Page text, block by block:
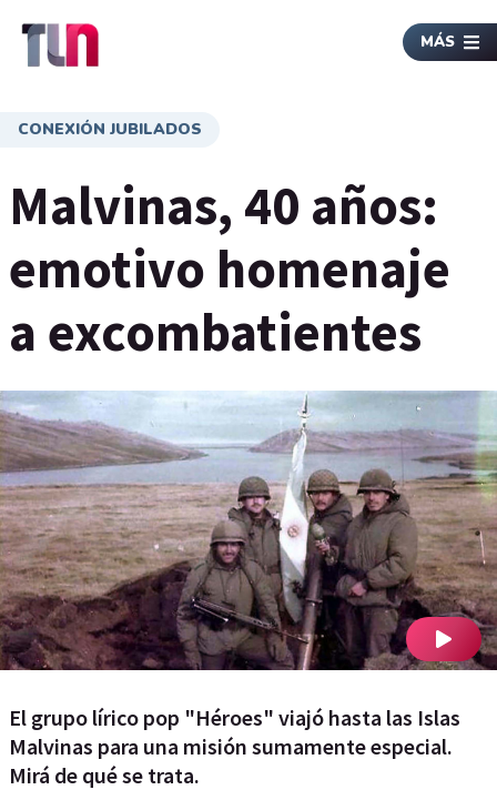
MÁS
CONEXIÓN JUBILADOS
Malvinas, 40 años:
emotivo homenaje
a excombatientes
El grupo lírico pop "Héroes" viajó hasta las Islas
Malvinas para una misión sumamente especial.
Mirá de qué se trata.